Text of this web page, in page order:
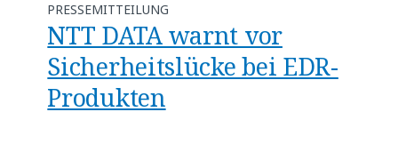
PRESSEMITTEILUNG
NTT DATA warnt vor
Sicherheitslücke bei EDR-
Produkten